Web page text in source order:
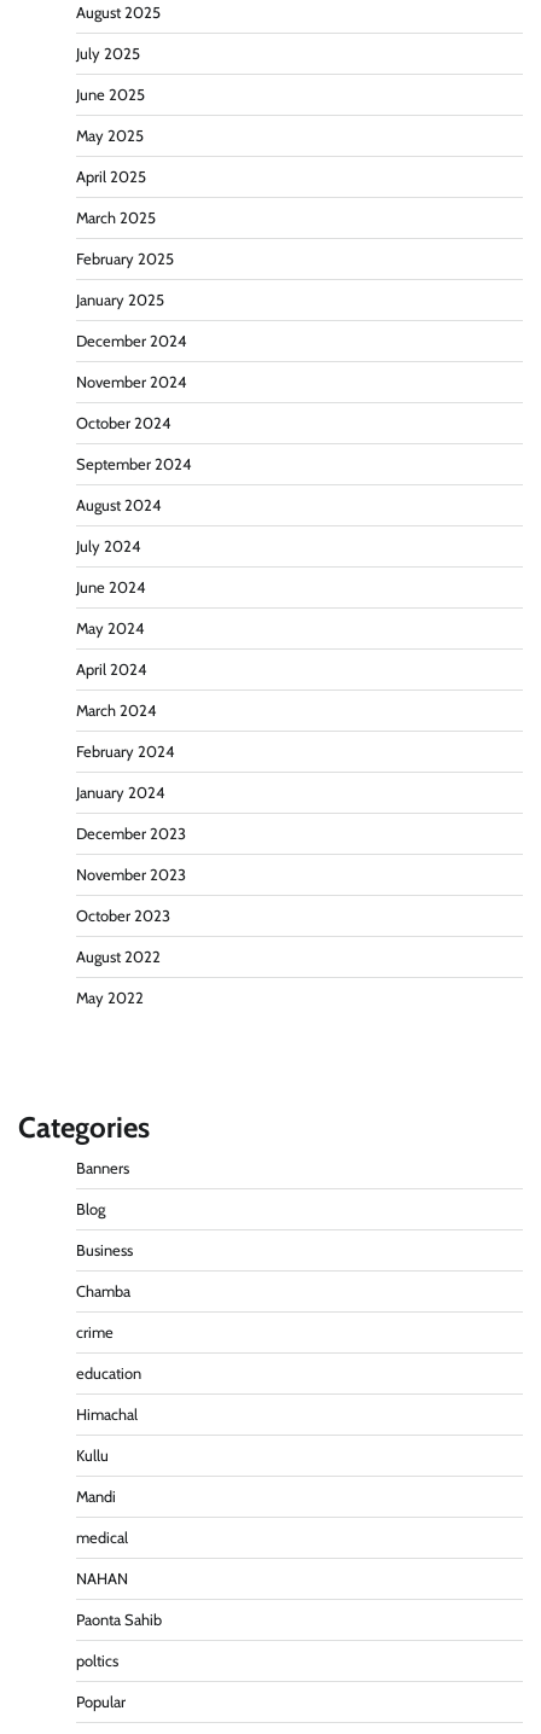
August 2025
July 2025
June 2025
May 2025
April 2025
March 2025
February 2025
January 2025
December 2024
November 2024
October 2024
September 2024
August 2024
July 2024
June 2024
May 2024
April 2024
March 2024
February 2024
January 2024
December 2023
November 2023
October 2023
August 2022
May 2022
Categories
Banners
Blog
Business
Chamba
crime
education
Himachal
Kullu
Mandi
medical
NAHAN
Paonta Sahib
poltics
Popular
घोषणाऐ, बाते हवा हवाई। कांग्रेसियो की।
Pitamahnews May 15, 2026 0
पीएनएन ब्रेकिंग:— वार्ड नम्बर 7 में भाजपा प्रत्याषी की हवांइंया
स्कूल के पार्थ ने। पढे पूरी रपट।
Pitamahnews May 14, 2026 0